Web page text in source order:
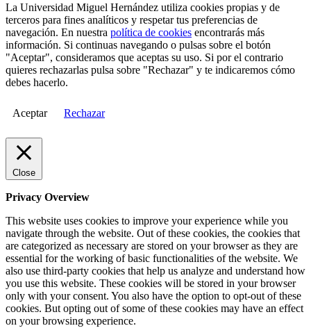
La Universidad Miguel Hernández utiliza cookies propias y de
terceros para fines analíticos y respetar tus preferencias de
navegación. En nuestra política de cookies encontrarás más
información. Si continuas navegando o pulsas sobre el botón
"Aceptar", consideramos que aceptas su uso. Si por el contrario
quieres rechazarlas pulsa sobre "Rechazar" y te indicaremos cómo
debes hacerlo.
Aceptar Rechazar
Close
Privacy Overview
This website uses cookies to improve your experience while you
navigate through the website. Out of these cookies, the cookies that
are categorized as necessary are stored on your browser as they are
essential for the working of basic functionalities of the website. We
also use third-party cookies that help us analyze and understand how
you use this website. These cookies will be stored in your browser
only with your consent. You also have the option to opt-out of these
cookies. But opting out of some of these cookies may have an effect
on your browsing experience.